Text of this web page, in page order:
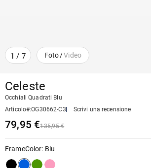
1 / 7 Foto/Video
Celeste
Occhiali Quadrati Blu
Articolo#:OG30662-C3 Scrivi una recensione
79,95 €135,95 €
FrameColor: Blu